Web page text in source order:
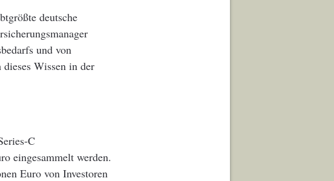
deutsche
und von
Wissen in der
C
eingesammelt werden.
Euro von Investoren